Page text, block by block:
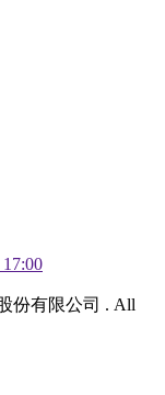
份有限公司 . All